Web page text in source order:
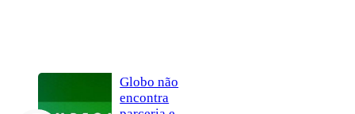
Globo não
encontra